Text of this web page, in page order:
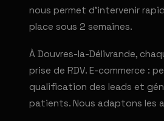
nous permet d'intervenir
place sous 2 semaines.
À Douvres-la-Délivrande,
prise de RDV. E-commerce :
qualification des leads et
patients. Nous adaptons les